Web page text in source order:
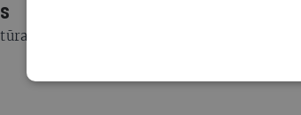
norises Lietuvā